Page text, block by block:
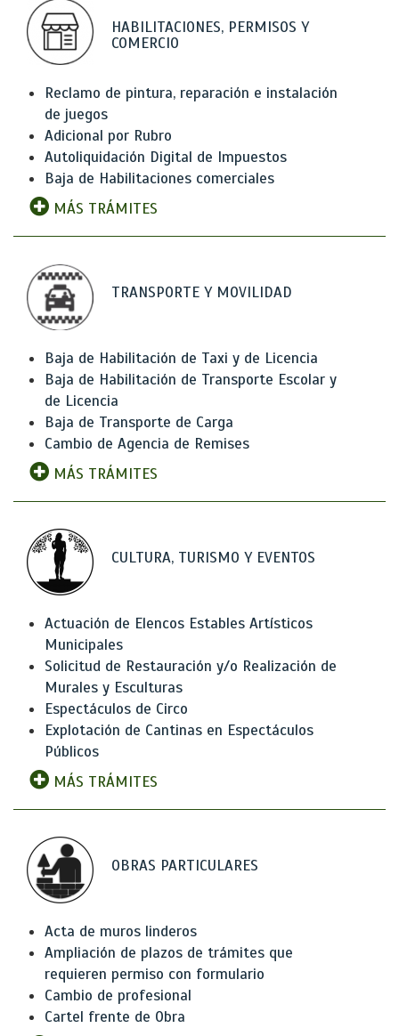
HABILITACIONES, PERMISOS Y
COMERCIO
Reclamo de pintura, reparación e instalación
de juegos
Adicional por Rubro
Autoliquidación Digital de Impuestos
Baja de Habilitaciones comerciales
MÁS TRÁMITES
TRANSPORTE Y MOVILIDAD
Baja de Habilitación de Taxi y de Licencia
Baja de Habilitación de Transporte Escolar y
de Licencia
Baja de Transporte de Carga
Cambio de Agencia de Remises
MÁS TRÁMITES
CULTURA, TURISMO Y EVENTOS
Actuación de Elencos Estables Artísticos
Municipales
Solicitud de Restauración y/o Realización de
Murales y Esculturas
Espectáculos de Circo
Explotación de Cantinas en Espectáculos
Públicos
MÁS TRÁMITES
OBRAS PARTICULARES
Acta de muros linderos
Ampliación de plazos de trámites que
requieren permiso con formulario
Cambio de profesional
Cartel frente de Obra